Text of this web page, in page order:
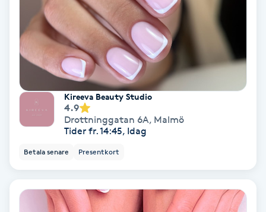
Tandläkare
Tatuering
Tatueringsborttagning
Terapi
Thaimassage
Toning
Kireeva Beauty Studio
4.9
Drottninggatan 6A, Malmö
Tider fr. 14:45, Idag
Betala senare Presentkort